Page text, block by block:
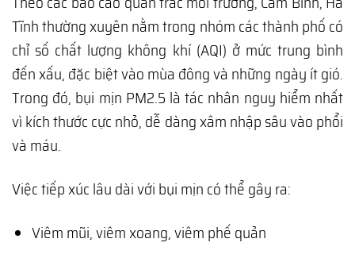
Tĩnh thường xuyên nằm trong nhóm các thành phố có
chỉ số chất lượng không khí (AQI) ở mức trung bình
đến xấu, đặc biệt vào mùa đông và những ngày ít gió.
Trong đó, bụi mịn PM2.5 là tác nhân nguy hiểm nhất
vì kích thước cực nhỏ, dễ dàng xâm nhập sâu vào phổi
và máu.
Việc tiếp xúc lâu dài với bụi mịn có thể gây ra:
Viêm mũi, viêm xoang, viêm phế quản